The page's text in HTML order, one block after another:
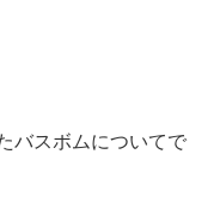
バスボムについてで